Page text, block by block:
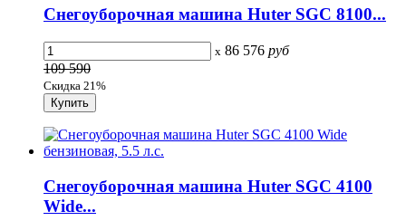
Снегоуборочная машина Huter SGC 8100...
x 86 576 руб
109 590
Скидка 21%
Снегоуборочная машина Huter SGC 4100
Wide...